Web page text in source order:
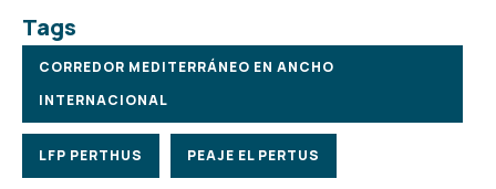
Tags
CORREDOR MEDITERRÁNEO EN ANCHO
INTERNACIONAL
LFP PERTHUS PEAJE EL PERTUS